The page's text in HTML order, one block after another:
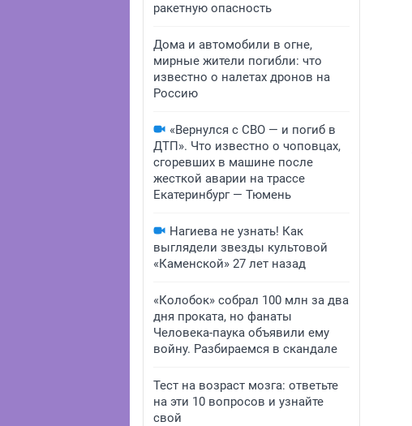
ракетную опасность
Дома и автомобили в огне,
мирные жители погибли: что
известно о налетах дронов на
Россию
«Вернулся с СВО — и погиб в
ДТП». Что известно о чоповцах,
сгоревших в машине после
жесткой аварии на трассе
Екатеринбург — Тюмень
Нагиева не узнать! Как
выглядели звезды культовой
«Каменской» 27 лет назад
«Колобок» собрал 100 млн за два
дня проката, но фанаты
Человека-паука объявили ему
войну. Разбираемся в скандале
Тест на возраст мозга: ответьте
на эти 10 вопросов и узнайте
свой